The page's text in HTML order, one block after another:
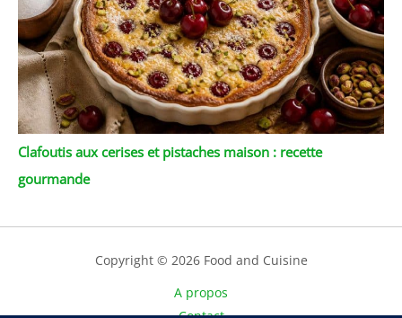
Clafoutis aux cerises et pistaches maison : recette
gourmande
Copyright © 2026 Food and Cuisine
A propos